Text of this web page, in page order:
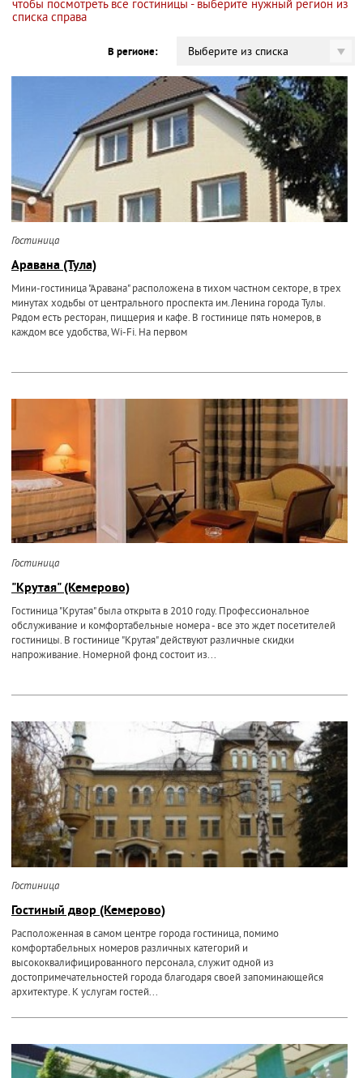
чтобы посмотреть все гостиницы - выберите нужный регион из
списка справа
В регионе: Выберите из списка
Гостиница
Аравана (Тула)
Мини-гостиница "Аравана" расположена в тихом частном секторе, в трех
минутах ходьбы от центрального проспекта им.Ленина города Тулы.
Рядом есть ресторан, пиццерия и кафе. В гостинице пять номеров, в
каждом все удобства, Wi-Fi. На первом
Гостиница
"Крутая" (Кемерово)
Гостиница "Крутая" была открыта в 2010 году. Профессиональное
обслуживание и комфортабельные номера - все это ждет посетителей
гостиницы. В гостинице "Крутая" действуют различные скидки
напроживание. Номерной фонд состоит из...
Гостиница
Гостиный двор (Кемерово)
Расположенная в самом центре города гостиница, помимо
комфортабельных номеров различных категорий и
высококвалифицированного персонала, служит одной из
достопримечательностей города благодаря своей запоминающейся
архитектуре. К услугам гостей...